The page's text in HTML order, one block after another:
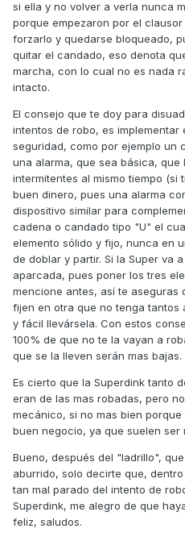
Saludos a todos.
si ella y no volver a verla nunca
porque empezaron por el
forzarlo y quedarse bloqueado,
quitar el candado, eso denota
marcha, con lo cual no es nada
intacto.
El consejo que te doy para
intentos de robo, es implementar
seguridad, como por ejemplo un
una alarma, que sea básica,
intermitentes al mismo tiempo (si
buen dinero, pues una alarma
dispositivo similar para
cadena o candado tipo "U" el
elemento sólido y fijo, nunca en
de doblar y partir. Si la Super va
aparcada, pues poner los tres
mencione antes, así te aseguras
fijen en otra que no tenga tantos
y fácil llevársela. Con estos
100% de que no te la vayan a
que se la lleven serán mas bajas.
Es cierto que la Superdink tanto
eran de las mas robadas, pero
mecánico, si no mas bien
buen negocio, ya que suelen ser
Bueno, después del "ladrillo",
aburrido, solo decirte que,
tan mal parado del intento de
Superdink, me alegro de que
feliz, saludos.